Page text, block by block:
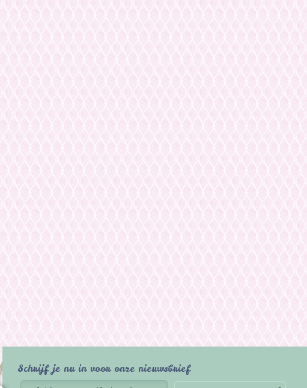
Schrijf je nu in voor onze nieuwsbrief